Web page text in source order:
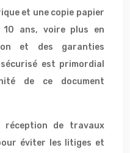
et une copie papier
10 ans, voire plus en
et des garanties
est primordial
de ce document
réception de travaux
éviter les litiges et